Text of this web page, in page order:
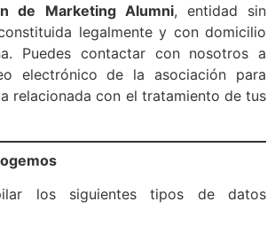
de Marketing Alumni, entidad sin
legalmente y con domicilio
Puedes contactar con nosotros a
electrónico de la asociación para
relacionada con el tratamiento de tus
los siguientes tipos de datos